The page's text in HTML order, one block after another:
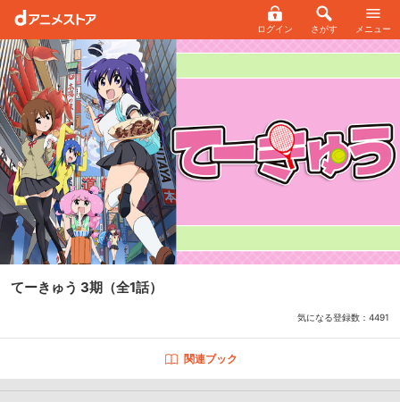
ログイン さがす メニュー
てーきゅう 3期 （全1話）
気になる登録数： 4491
関連ブック